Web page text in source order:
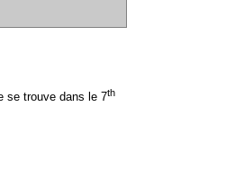
se trouve dans le 7th